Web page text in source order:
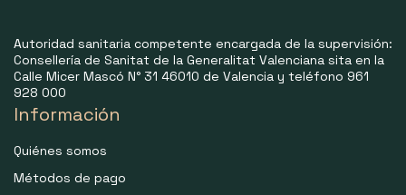
Autoridad sanitaria competente encargada de la supervisión:
Consellería de Sanitat de la Generalitat Valenciana sita en la
Calle Micer Mascó N° 31 46010 de Valencia y teléfono 961
928 000
Información
Quiénes somos
Métodos de pago